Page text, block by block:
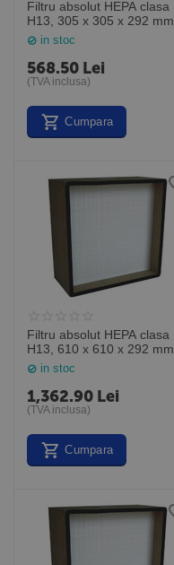
Filtru absolut HEPA clasa
H13, 305 x 305 x 292 mm,
MP13121212, General
Filter Italia
in stoc
568.50 Lei
(TVA inclusa)
Cumpara
Filtru absolut HEPA clasa
H13, 610 x 610 x 292 mm,
MP13242412, General
Filter Italia
in stoc
1,362.90 Lei
(TVA inclusa)
Cumpara